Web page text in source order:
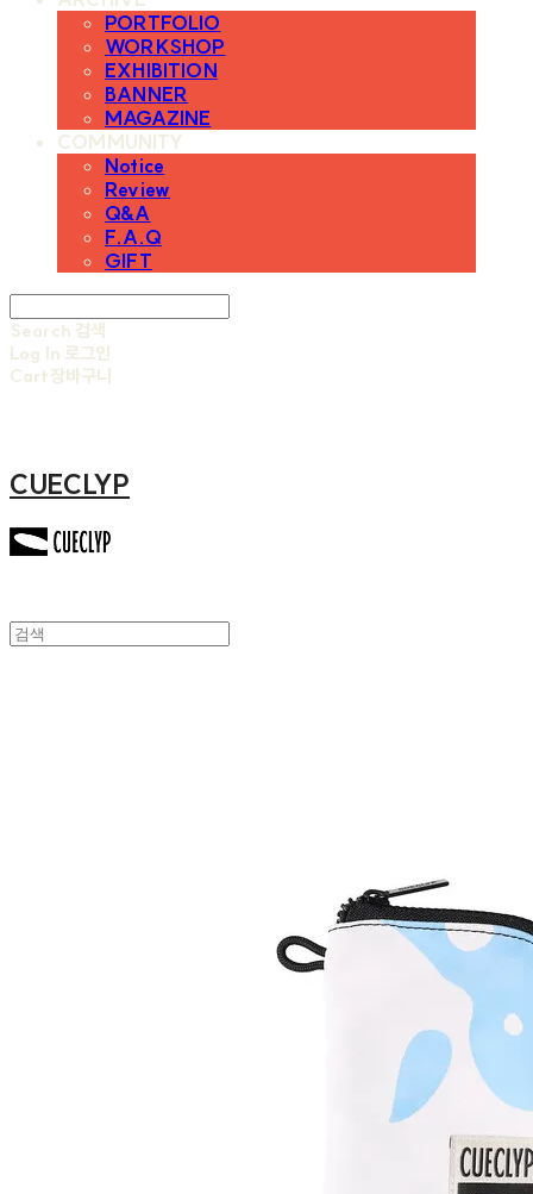
PORTFOLIO
WORKSHOP
EXHIBITION
BANNER
MAGAZINE
COMMUNITY
Notice
Review
Q&A
F.A.Q
GIFT
Search 검색
Log In 로그인
Cart장바구니
CUECLYP